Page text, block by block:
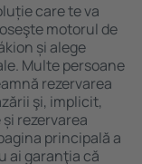
care te va
motorul de
și alege
Multe persoane
rezervarea
şi, implicit,
rezervarea
principală a
ai garanţia că